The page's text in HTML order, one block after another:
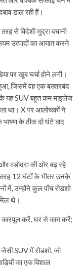
डाल रही हैं।
से विदेशी मुद्रा बचानी
उत्पादों का आयात करने
पर खूब चर्चा होने लगी।
जिसमें वह एक बख्तरबंद
यह SUV बहुत कम माइलेज
था। X पर आलोचकों ने
भाषण के ठीक दो घंटे बाद
वडोदरा की ओर बढ़ रहे
तरह 12 घंटों के भीतर उनके
में, उन्होंने कुल पाँच रोडशो
थे।
कारपूल करें, घर से काम करें;
SUV में रोडशो, जो
का एक विशाल